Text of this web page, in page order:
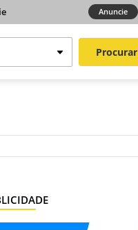
Anuncie
Procurar